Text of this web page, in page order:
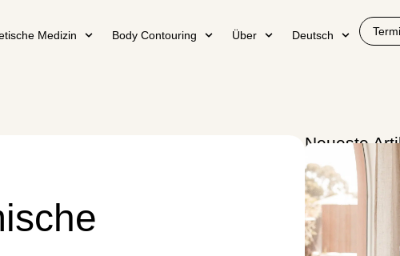
Medizin Body Contouring Über Deutsch
Neueste